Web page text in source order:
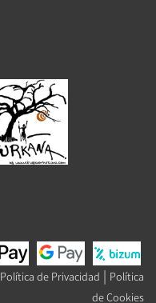
Política de Privacidad | Política
de Cookies